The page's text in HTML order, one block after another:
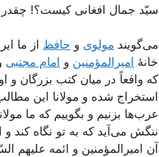
سیّد جمال افغانی کیست؟! چقدر
می‌گویند مولوی و حافظ از ما
خانۀ امیرالمؤمنین و امام مجتبی
که واقعاً در میان کتب بزرگان و
استخراج شده و مولانا این
عرب‌ها بزنیم و بگوییم که ما
ننگش می‌آید که به تو نگاه کند و
آن امیرالمؤمنین و ائمه